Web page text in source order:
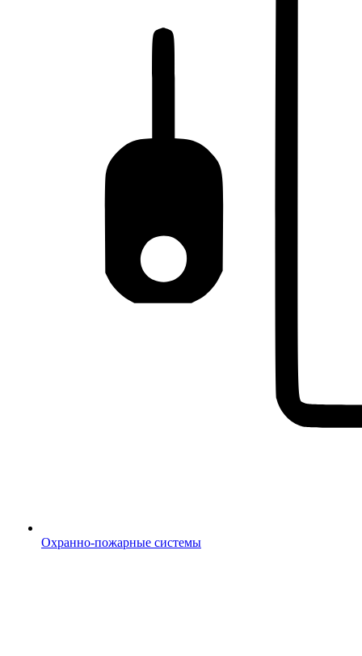
Охранно-пожарные системы